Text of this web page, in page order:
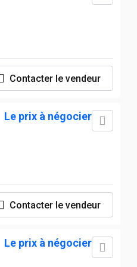
Contacter le vendeur
Le prix à négocier
Contacter le vendeur
Le prix à négocier